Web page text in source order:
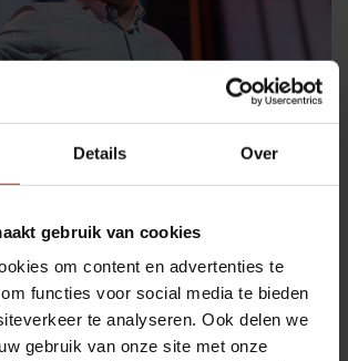
Details Over
gebruik van cookies
om content en advertenties te
functies voor social media te bieden
te analyseren. Ook delen we
gebruik van onze site met onze
in which we, humans, have
AI